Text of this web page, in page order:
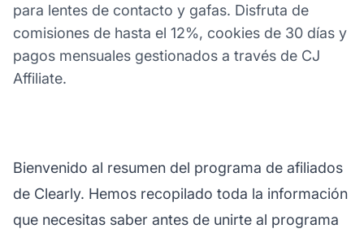
para lentes de contacto y gafas. Disfruta de
comisiones de hasta el 12%, cookies de 30 días y
pagos mensuales gestionados a través de CJ
Affiliate.
Bienvenido al resumen del programa de afiliados
de Clearly. Hemos recopilado toda la información
que necesitas saber antes de unirte al programa